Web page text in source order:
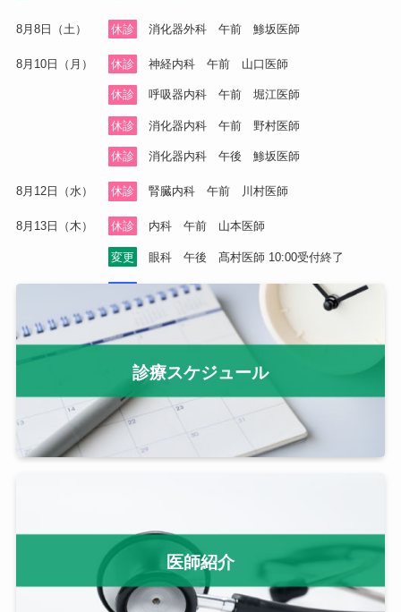
8月8日（土） 休診 消化器外科 午前鯵坂医師
8月10日（月） 休診 神経内科 午前山口医師
休診 呼吸器内科 午前堀江医師
休診 消化器内科 午前野村医師
休診 消化器内科 午後 鯵坂医師
8月12日（水） 休診 腎臓内科 午前川村医師
8月13日（木） 休診 内科 午前山本医師
変更 眼科 午後 髙村医師 10:00受付終了
心臓血管科午後
8月15日（土） 内分泌・代謝・糖尿病内科
8月17日（月） 休診 内科
診療スケジュール
医師紹介